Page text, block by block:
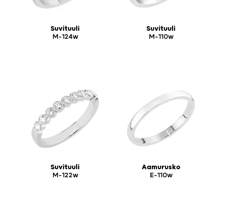
Suvituuli
M-124w
Suvituuli
M-110w
Suvituuli
M-122w
Aamurusko
E-110w